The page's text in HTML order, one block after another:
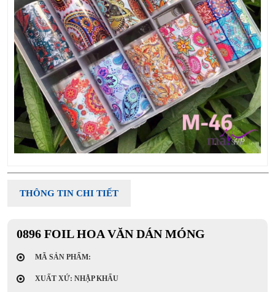
THÔNG TIN CHI TIẾT
0896 FOIL HOA VĂN DÁN MÓNG
MÃ SẢN PHẨM:
XUẤT XỨ: NHẬP KHẨU